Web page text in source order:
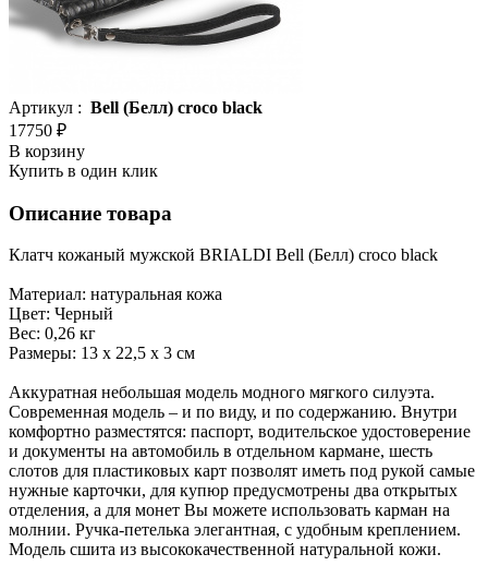
Артикул : Bell (Белл) croco black
17750 ₽
В корзину
Купить в один клик
Описание товара
Клатч кожаный мужской BRIALDI Bell (Белл) croco black
Материал: натуральная кожа
Цвет: Черный
Вес: 0,26 кг
Размеры: 13 х 22,5 х 3 см
Аккуратная небольшая модель модного мягкого силуэта.
Современная модель – и по виду, и по содержанию. Внутри
комфортно разместятся: паспорт, водительское удостоверение
и документы на автомобиль в отдельном кармане, шесть
слотов для пластиковых карт позволят иметь под рукой самые
нужные карточки, для купюр предусмотрены два открытых
отделения, а для монет Вы можете использовать карман на
молнии. Ручка-петелька элегантная, с удобным креплением.
Модель сшита из высококачественной натуральной кожи.